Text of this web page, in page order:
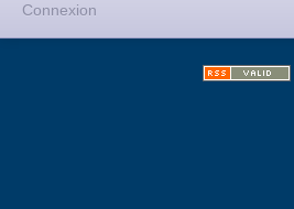
Connexion